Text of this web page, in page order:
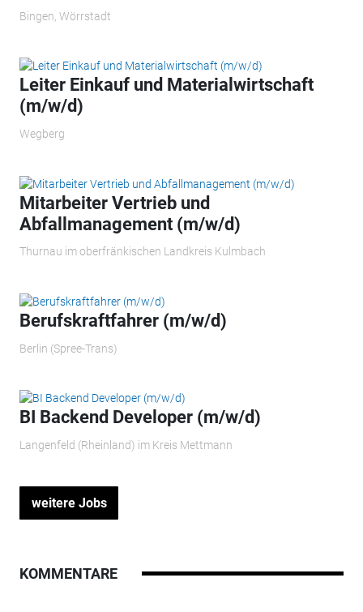
Bingen, Wörrstadt
Leiter Einkauf und Materialwirtschaft
(m/w/d)
Wegberg
Mitarbeiter Vertrieb und
Abfallmanagement (m/w/d)
Thurnau im oberfränkischen Landkreis Kulmbach
Berufskraftfahrer (m/w/d)
Berlin (Spree-Trans)
BI Backend Developer (m/w/d)
Langenfeld (Rheinland) im Kreis Mettmann
weitere Jobs
KOMMENTARE